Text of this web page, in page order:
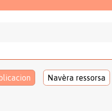
Navèra ressorsa